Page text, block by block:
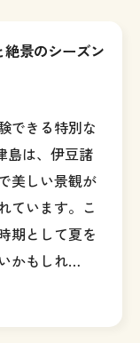
絶景のシーズン
できる特別な
島は、伊豆諸
美しい景観が
ています。こ
期として夏を
かもしれ…